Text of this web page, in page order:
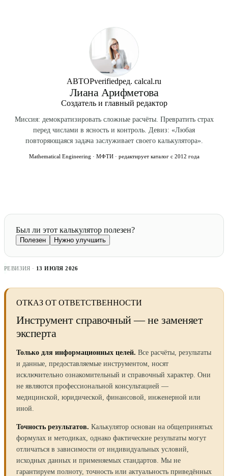
АВТОРverifiedред. calcal.ru
Лиана Арифметова
Создатель и главный редактор
Миссия: демократизировать сложные расчёты. Превратить страх
перед числами в ясность и контроль. Девиз: «Любая
повторяющаяся задача заслуживает своего калькулятора».
Mathematical Engineering · МФТИ · редактирует каталог с 2012 года
Был ли этот калькулятор полезен?
Полезен Нужно улучшить
РЕВИЗИЯ · 13 ИЮЛЯ 2026
ОТКАЗ ОТ ОТВЕТСТВЕННОСТИ
Инструмент справочный — не заменяет
эксперта
Только для информационных целей. Все расчёты, результаты
и данные, предоставляемые инструментом, носят
исключительно ознакомительный и справочный характер. Они
не являются профессиональной консультацией —
медицинской, юридической, финансовой, инженерной или
иной.
Точность результатов. Калькулятор основан на общепринятых
формулах и методиках, однако фактические результаты могут
отличаться в зависимости от индивидуальных условий,
исходных данных и применяемых стандартов. Мы не
гарантируем полноту, точность или актуальность приведённых